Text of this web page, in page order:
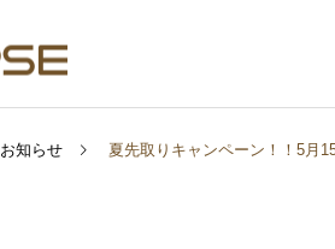
お知らせ 夏先取りキャンペーン！！5月